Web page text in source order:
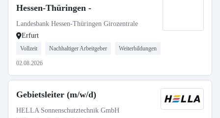
Hessen-Thüringen -
Landesbank Hessen-Thüringen Girozentrale
Erfurt
Vollzeit Nachhaltiger Arbeitgeber Weiterbildungen
02.08.2026
Gebietsleiter (m/w/d)
HELLA Sonnenschutztechnik GmbH